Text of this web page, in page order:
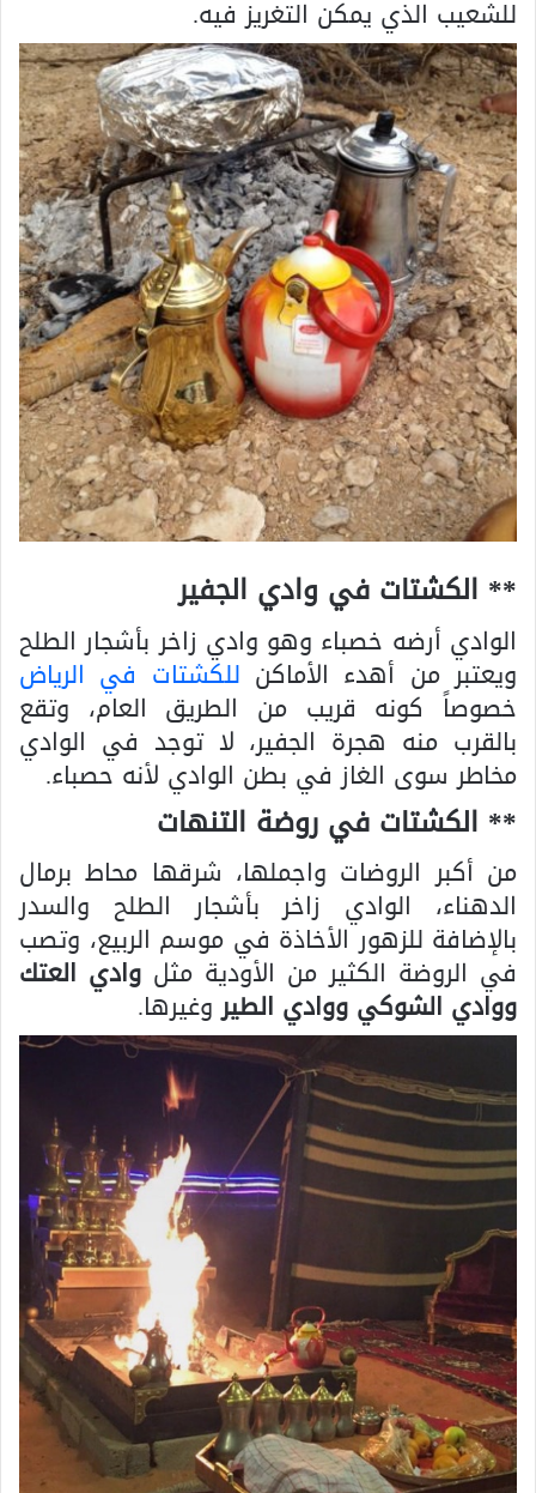
للشعيب الذي يمكن التغريز فيه.
** الكشتات في وادي الجفير
الوادي أرضه خصباء وهو وادي زاخر بأشجار الطلح
ويعتبر من أهدء الأماكن للكشتات في الرياض
خصوصاً كونه قريب من الطريق العام، وتقع
بالقرب منه هجرة الجفير، لا توجد في الوادي
مخاطر سوى الغاز في بطن الوادي لأنه حصباء.
** الكشتات في روضة التنهات
من أكبر الروضات واجملها، شرقها محاط برمال
الدهناء، الوادي زاخر بأشجار الطلح والسدر
بالإضافة للزهور الأخاذة في موسم الربيع، وتصب
في الروضة الكثير من الأودية مثل وادي العتك
ووادي الشوكي ووادي الطيروغيرها.